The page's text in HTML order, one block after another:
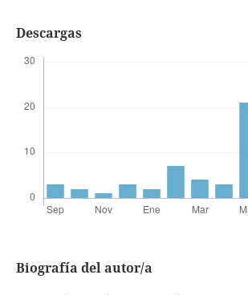
Descargas
Biografía del autor/a